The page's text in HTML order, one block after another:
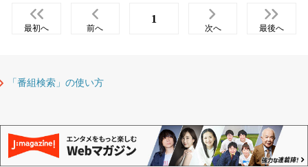
最初へ 前へ
1
次へ 最後へ
「番組検索」の使い方